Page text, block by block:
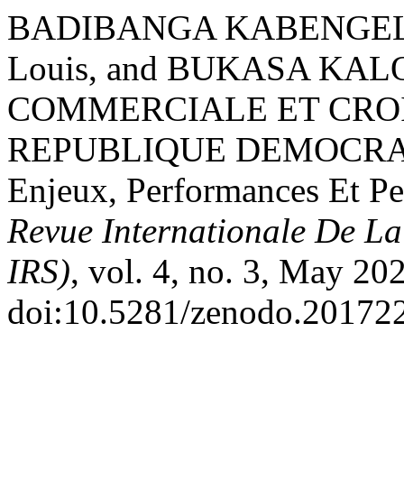
BADIBANGA
Louis, and BUKASA
COMMERCIALE ET
REPUBLIQUE
Enjeux, Performances Et
Revue Internationale De
IRS), vol. 4, no. 3, May
doi:10.5281/